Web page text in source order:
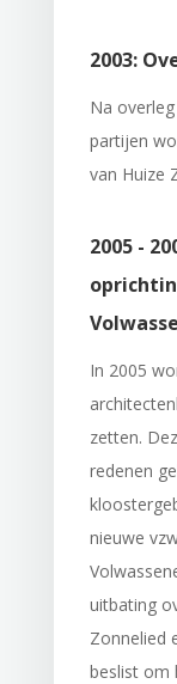
2003:
Na
partijen
van Huize
2005 -
In 2005
zetten.
redenen
nieuwe
uitbating
Zonnelied
beslist om